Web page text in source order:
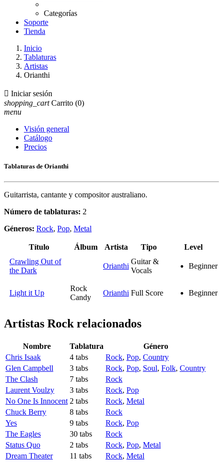
Categorías
Soporte
Tienda
Inicio
Tablaturas
Artistas
Orianthi
 Iniciar sesión
shopping_cart Carrito (0)
menu
Visión general
Catálogo
Precios
Tablaturas de Orianthi
Guitarrista, cantante y compositor australiano.
Número de tablaturas: 2
Géneros: Rock, Pop, Metal
Título Álbum Artista Tipo
Level
Crawling Out of
the Dark
Orianthi
Guitar &
Vocals
Beginner
Light it Up
Rock
Candy
Orianthi Full Score Beginner
Artistas Rockrelacionados
Nombre Tablatura
Género
Chris Isaak
4 tabs Rock, Pop, Country
Glen Campbell
3 tabs Rock, Pop, Soul, Folk, Country
The Clash
7 tabs
Rock
Laurent Voulzy
3 tabs Rock, Pop
No One Is Innocent 2 tabs Rock, Metal
Chuck Berry
8 tabs
Rock
Yes
9 tabs Rock, Pop
The Eagles
30 tabs
Rock
Status Quo
2 tabs Rock, Pop, Metal
Dream Theater
11 tabs Rock, Metal